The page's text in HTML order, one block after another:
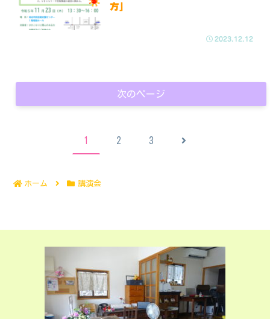
方」
2023.12.12
次のページ
1 2 3 次
ホーム 講演会